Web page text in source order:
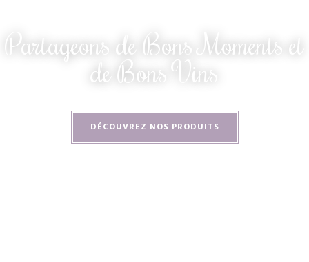
Partageons de Bons Moments et
de Bons Vins
DÉCOUVREZ NOS PRODUITS